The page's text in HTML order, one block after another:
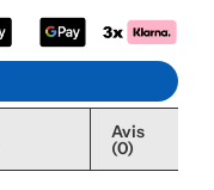
Avis
(0)